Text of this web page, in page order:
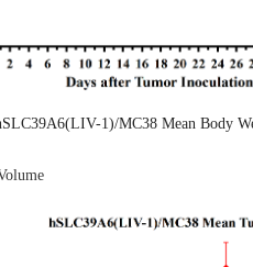
1)/MC38 Mean Body